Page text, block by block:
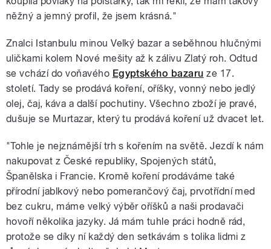
něžný a jemný profil, že jsem krásná."
Znalci Istanbulu minou Velký bazar a seběhnou hlučnými
uličkami kolem Nové mešity až k zálivu Zlatý roh. Odtud
se vchází do voňavého Egyptského bazaru ze 17.
století. Tady se prodává koření, oříšky, vonný nebo jedlý
olej, čaj, káva a další pochutiny. Všechno zboží je pravé,
dušuje se Murtazar, který tu prodává koření už dvacet let.
"Tohle je nejznámější trh s kořením na světě. Jezdí k nám
nakupovat z České republiky, Spojených států,
Španělska i Francie. Kromě koření prodáváme také
přírodní jablkový nebo pomerančový čaj, prvotřídní med
bez cukru, máme velký výběr oříšků a naši prodavači
hovoří několika jazyky. Já mám tuhle práci hodně rád,
protože se díky ní každý den setkávám s tolika lidmi z